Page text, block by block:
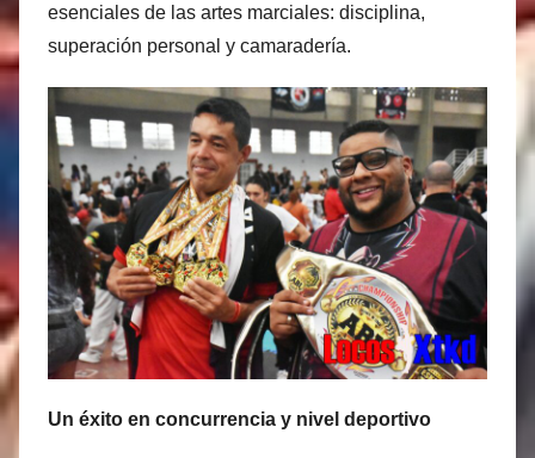
esenciales de las artes marciales: disciplina,
superación personal y camaradería.
Un éxito en concurrencia y nivel deportivo